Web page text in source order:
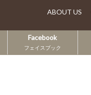
ABOUT US
Facebook
フェイスブック